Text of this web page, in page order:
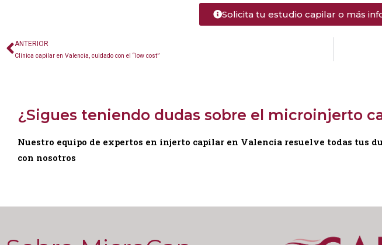
Solicita tu estudio capilar o más
ANTERIOR
Clínica capilar en Valencia, cuidado con el “low cost”
¿Sigues teniendo dudas sobre el microinjerto
Nuestro equipo de expertos en injerto capilar en Valencia resuelve todas tus
con nosotros